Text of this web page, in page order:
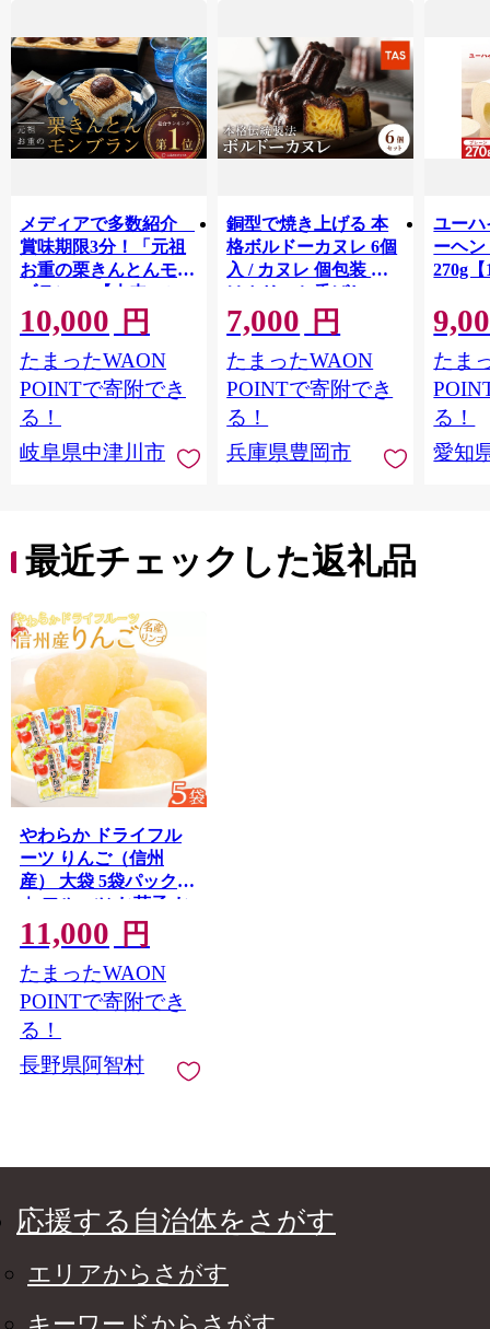
メディアで多数紹介
賞味期限3分！「元祖
お重の栗きんとんモン
ブラン」 【未来のご
褒美】スイーツ 栗 モ
ンブラン くりきんと
ん デザート ご褒美 お
取り寄せ くり お菓子
10,000 円
たまったWAON
POINTで寄附でき
る！
岐阜県中津川市
銅型で焼き上げる 本
格ボルドーカヌレ 6個
入 / カヌレ 個包装 外
はカリッと香ばしい
中はもっちり ラム酒
バニラ お取り寄せ ス
イーツ 焼き菓子 詰め
合わせ ホワイトデー
お返し 冷凍 手作り 化
粧箱入り ギフト TAS
BAKE
7,000 円
たまったWAON
POINTで寄附でき
る！
兵庫県豊岡市
ユーハ
ーヘ
270g【
たま
る！
愛知
最近チェックした返礼品
やわらか ドライフル
ーツ りんご（信州
産） 大袋 5袋パック
｜ フルーツ お菓子 お
つまみ 果物 リンゴ 小
分け 国産 長野 信州
11,000 円
たまったWAON
POINTで寄附でき
る！
長野県阿智村
応援する自治体をさがす
エリアからさがす